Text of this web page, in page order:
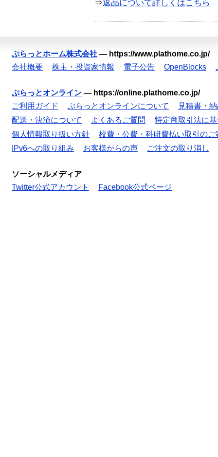
⇒返品について詳しくはこちら
ぷらっとホーム株式会社 — https://www.plathome.co.jp/
会社概要
株主・投資家情報 電子公告 OpenBlocks
ぷらっとオンライン — https://online.plathome.co.jp/
ご利用ガイド
ぷらっとオンラインについて
見積書・
配送・決済について
よくあるご質問
特定商取引法に
個人情報取り扱い方針
校費・公費・科研費払い取引のご
IPv6への取り組み
お客様からの声 ご注文の取り消し
ソーシャルメディア
Twitter公式アカウント
Facebook公式ページ